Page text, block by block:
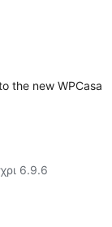
the new WPCasa
6.9.6